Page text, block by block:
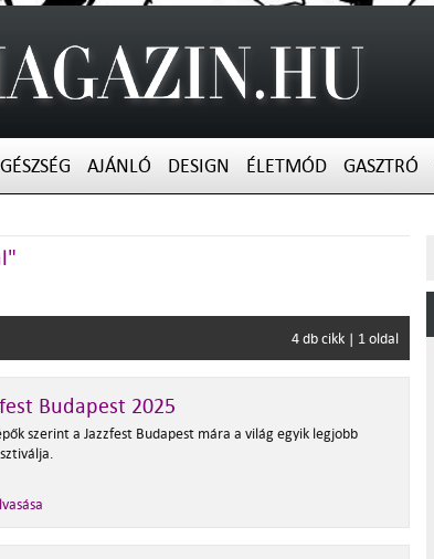
AJÁNLÓ DESIGN ÉLETMÓD GASZTRÓ
4 db cikk | 1 oldal
Budapest 2025
szerint a Jazzfest Budapest mára a világ egyik legjobb